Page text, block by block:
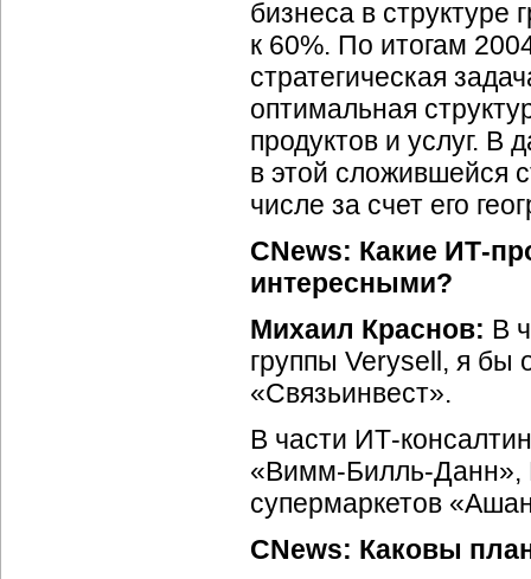
бизнеса в
к 60%. По итогам
стратегическая
оптимальная
продуктов и услуг. В
в этой сложившейся
числе за счет его
CNews: Какие ИТ-
интересными?
Михаил Краснов: В
группы Verysell, я бы
«Связьинвест».
В части ИТ-
«Вимм-Билль-Данн»,
супермаркетов
CNews: Каковы